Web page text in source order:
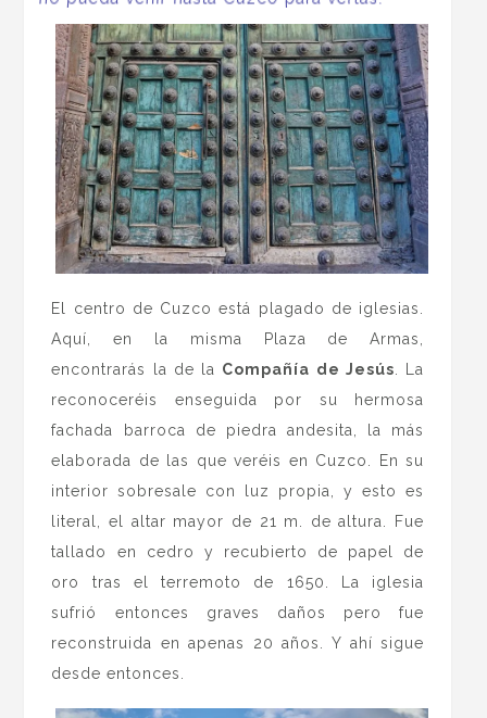
El centro de Cuzco está plagado de iglesias.
Aquí, en la misma Plaza de Armas,
encontrarás la de la Compañía de Jesús . La
reconoceréis enseguida por su hermosa
fachada barroca de piedra andesita, la más
elaborada de las que veréis en Cuzco. En su
interior sobresale con luz propia, y esto es
literal, el altar mayor de 21 m. de altura. Fue
tallado en cedro y recubierto de papel de
oro tras el terremoto de 1650. La iglesia
sufrió entonces graves daños pero fue
reconstruida en apenas 20 años. Y ahí sigue
desde entonces.